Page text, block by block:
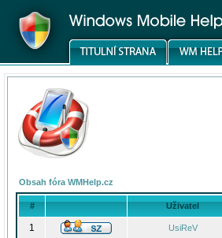
Obsah fóra WMHelp.cz
# Uživatel
1 UsiReV